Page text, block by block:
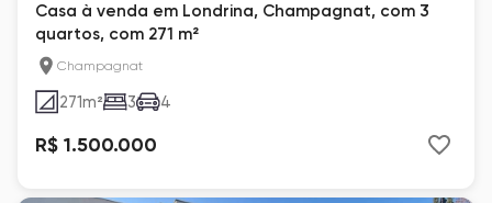
Casa à venda em Londrina, Champagnat, com 3
quartos, com 271 m²
Champagnat
271m² 3 4
R$ 1.500.000